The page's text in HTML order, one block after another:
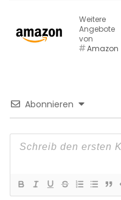
Weitere
Angebote
von
Amazon
Abonnieren